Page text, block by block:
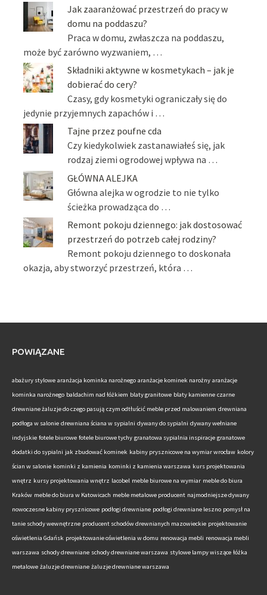
Jak zaaranżować przestrzeń do pracy w
domu na poddaszu?
Praca w domu, zwłaszcza na poddaszu,
może być zarówno wyzwaniem, …
Składniki aktywne w kosmetykach – jak je
dobierać do cery?
Czasy, gdy kosmetyki ograniczały się do
jedynie przyjemnych zapachów i …
Tajne przez poufne cda
Czy kiedykolwiek zastanawiałeś się, jak
rodzaj ziemi ogrodowej wpływa na …
GŁÓWNA ALEJKA
Główna alejka w ogrodzie to nie tylko
ścieżka prowadząca do …
Remont pokoju dziennego: jak dostosować
przestrzeń do potrzeb całej rodziny?
Remont pokoju dziennego to doskonała
okazja, aby stworzyć przestrzeń, która …
POWIĄZANE
abażury stylowe aranżacja kominka narożnego aranżacje kominek narożny aranżacje
kominka narożnego baldachim nad łóżkiem blaty granitowe blaty kamienne czarne
drewniane żaluzje do czego pasują czym odtłuścić meble przed malowaniem drewniana
podłoga w salonie drewniana ściana w sypialni dywany do sypialni dywany wełniane
indyjskie fotele biurowe fotele biurowe tychy granatowa sypialnia inspiracje granatowe
dodatki do sypialni jak zbudować kominek kabiny prysznicowe na wymiar wrocław kolory
ścian w salonie kominki z kamienia kominki z kamienia warszawa kurs projektowania
wnętrz kursy projektowania wnętrz lacobel meble biurowe na wymiar meble do biura
Kraków meble do biura w Katowicach meble metalowe producent najmodniejsze dywany
nowoczesne kabiny prysznicowe podłogi drewniane podłogi drewniane leszno pomysł na
tanie schody wewnętrzne producent schodów drewnianych mazowieckie projektowanie
oświetlenia Gdańsk projektowanie oświetlenia w domu renowacja mebli renowacja mebli
warszawa schody drewniane schody drewniane warszawa stylowe lampy wiszące łóżka
metalowe żaluzje drewniane żaluzje drewniane warszawa